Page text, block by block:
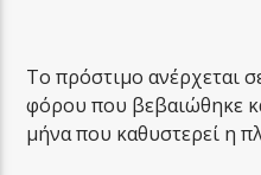
Το πρόστιμο ανέρχεται
φόρου που βεβαιώθηκε
μήνα που καθυστερεί η